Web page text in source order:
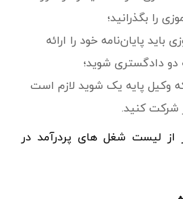
را بگذرانید؛
باید پایان‌نامه خود را ارائه
دو دادگستری شوید؛
وکیل پایه یک شوید لازم است
شرکت کنید.
از لیست شغل های پردرآمد در